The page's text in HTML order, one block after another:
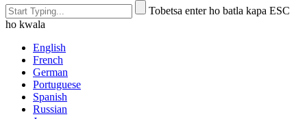
Tobetsa enter ho batla kapa ESC
ho kwala
English
French
German
Portuguese
Spanish
Russian